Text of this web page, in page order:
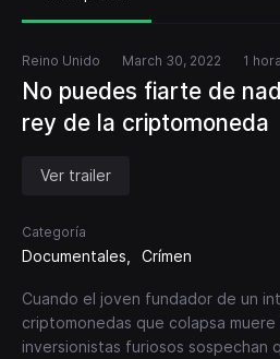
Reino Unido March 30, 2022 1
No puedes fiarte de
rey de la criptomoneda
Ver trailer
Categoría
Documentales Crímen
Cuando el joven fundador de un
criptomonedas que colapsa
inversionistas furiosos sospechan